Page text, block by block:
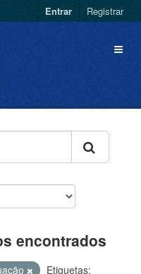
Entrar Registrar
encontrados
Etiquetas: